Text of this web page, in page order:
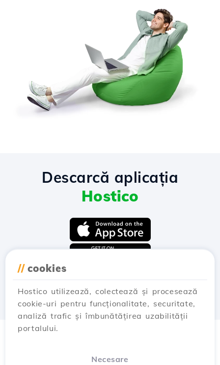
// cookies
Hostico utilizează, colectează și procesează
cookie-uri pentru funcționalitate, securitate,
analiză trafic și îmbunătățirea uzabilității
portalului.
Necesare
Descarcă aplicația
Hostico